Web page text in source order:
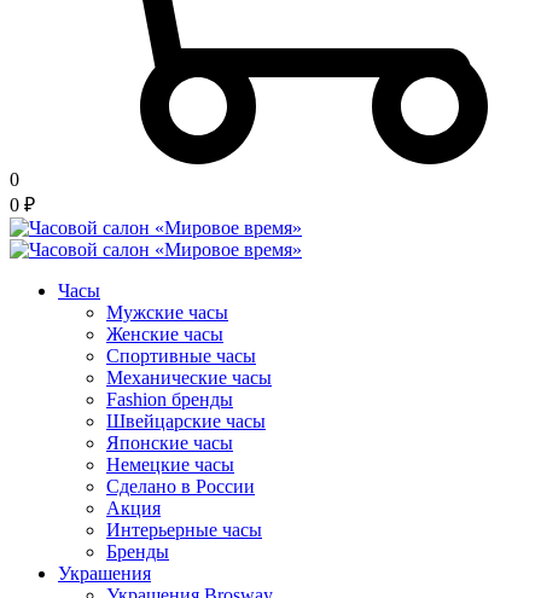
0
0 ₽
Часы
Мужские часы
Женские часы
Спортивные часы
Механические часы
Fashion бренды
Швейцарские часы
Японские часы
Немецкие часы
Сделано в России
Акция
Интерьерные часы
Бренды
Украшения